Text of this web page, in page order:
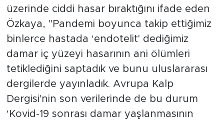
üzerinde ciddi hasar bıraktığını ifade eden
Özkaya, "Pandemi boyunca takip ettiğimiz
binlerce hastada ‘endotelit' dediğimiz
damar iç yüzeyi hasarının ani ölümleri
tetiklediğini saptadık ve bunu uluslararası
dergilerde yayınladık. Avrupa Kalp
Dergisi'nin son verilerinde de bu durum
‘Kovid-19 sonrası damar yaşlanmasının